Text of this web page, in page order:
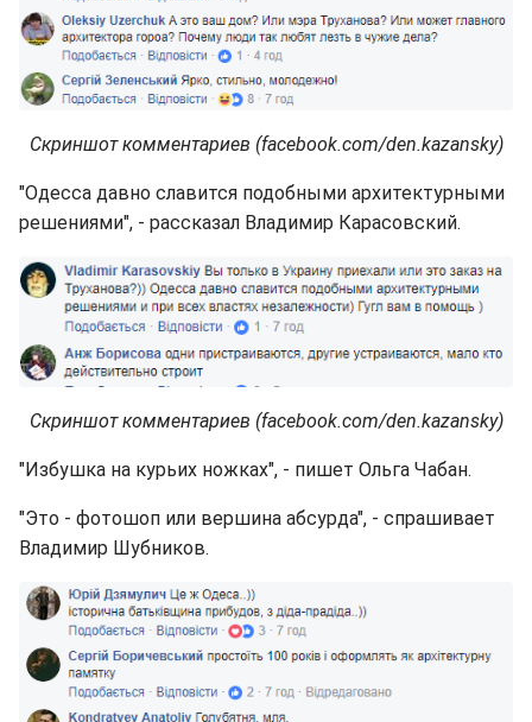
Скриншот комментариев (facebook.com/den.kazansky)
"Одесса давно славится подобными архитектурными
решениями", - рассказал Владимир Карасовский.
Скриншот комментариев (facebook.com/den.kazansky)
"Избушка на курьих ножках", - пишет Ольга Чабан.
"Это - фотошоп или вершина абсурда", - спрашивает
Владимир Шубников.